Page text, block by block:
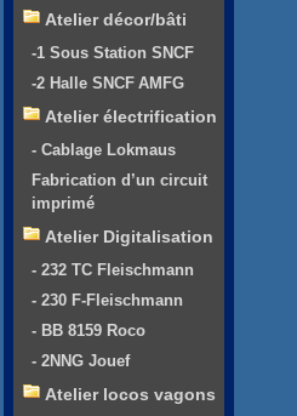
Atelier décor/bâti
-1 Sous Station SNCF
-2 Halle SNCF AMFG
Atelier électrification
- Cablage Lokmaus
Fabrication d’un circuit
imprimé
Atelier Digitalisation
- 232 TC Fleischmann
- 230 F-Fleischmann
- BB 8159 Roco
- 2NNG Jouef
Atelier locos vagons